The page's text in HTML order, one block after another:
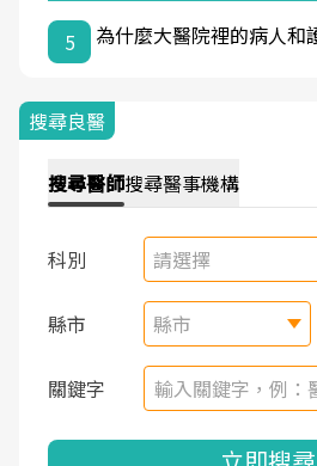
5 為什麼大醫院裡的病人和
搜尋良醫
搜尋醫師搜尋醫事機構
科別 請選擇
縣市 縣市
關鍵字